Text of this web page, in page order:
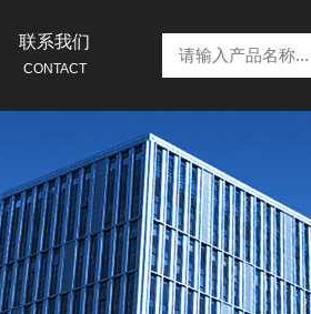
联系我们
CONTACT